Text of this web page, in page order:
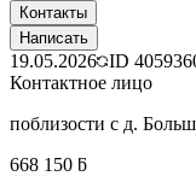
Контакты
Написать
19.05.2026 ID
Контактное лицо
поблизости с д.
668 150 ƃ